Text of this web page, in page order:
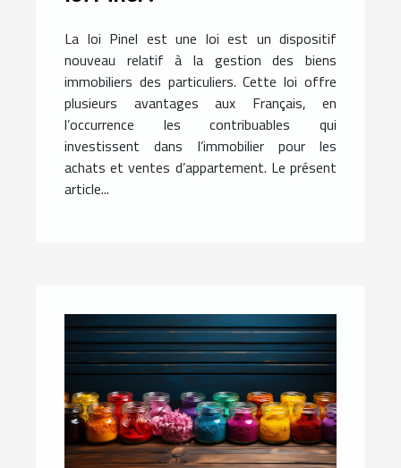
La loi Pinel est une loi est un dispositif
nouveau relatif à la gestion des biens
immobiliers des particuliers. Cette loi offre
plusieurs avantages aux Français, en
l’occurrence les contribuables qui
investissent dans l’immobilier pour les
achats et ventes d’appartement. Le présent
article...